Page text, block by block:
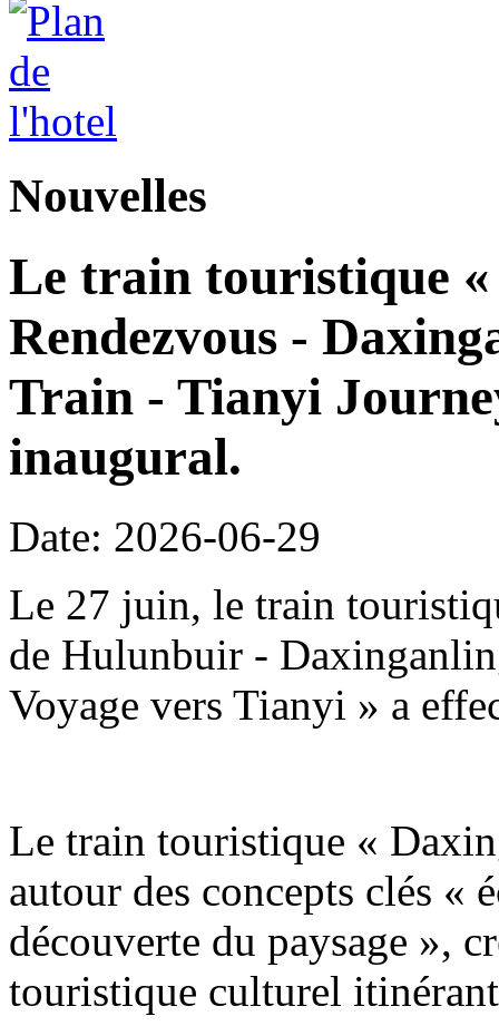
Nouvelles
Le train touristique
Rendezvous -
Train - Tianyi
inaugural.
Date: 2026-06-29
Le 27 juin, le train
de Hulunbuir -
Voyage vers Tianyi » a
Le train touristique «
autour des concepts clés «
découverte du paysage »,
touristique culturel